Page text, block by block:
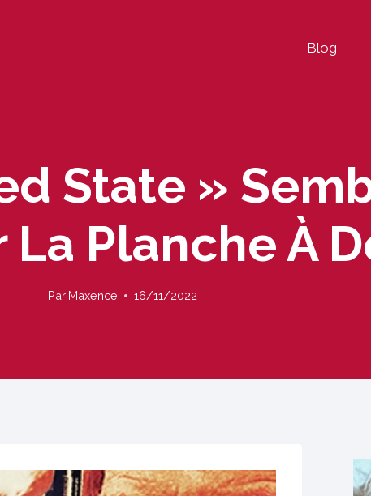
Blog
State »
La Planche À
Par Maxence 16/11/2022